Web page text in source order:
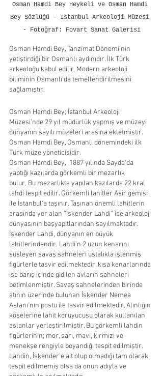
Osman Hamdi Bey Heykeli ve Osman Hamdi
Bey Sözlüğü - İstanbul Arkeoloji Müzesi
- Fotoğraf: Fovart Sanat Galerisi
Osman Hamdi Bey, Tanzimat Dönemi’nin
yetiştirdiği bir Osmanlı aydınıdır. İlk Türk
arkeoloğu kabul edilir. Modern arkeoloji
biliminin Osmanlı'da temellendirilmesini
sağlamıştır.
Osman Hamdi Bey; İstanbul Arkeoloji
Müzesi’nde 29 yıl müdürlük yapmış ve müzeyi
dünyanın sayılı müzeleri arasına ekletmiştir.
Osman Hamdi Bey, Osmanlı dönemindeki ilk
Türk müze yöneticisidir.
Osman Hamdi Bey,  1887 yılında Sayda'da
yaptığı kazılarda görkemli bir mezarlık
bulur. Bu mezarlıkta yapılan kazılarda 22 kral
lahdi tespit edilir. Görkemli lahitler Asir gemisi
ile İstanbul’a taşınır. Taşınan önemli lahitlerin
arasında yer alan “İskender Lahdi” ise arkeoloji
dünyasının başyapıtlarından sayılmaktadır.
İskender Lahdi, dünyanın en büyük
lahitlerindendir. Lahdi’n 2 uzun kenarını
süsleyen savaş sahneleri ustalıkla işlenmiş
figürlerle tasvir edilmektedir, kısa kenarlarında
ise barış içinde gidilen avların sahneleri
betimlenmiştir. Savaş sahnelerinden birinde
atının üzerinde bulunan İskender Nemea
Aslanı’nın postu ile tasvir edilmektedir. Alınlığın
köşelerine lahit koruyucusu olarak kullanılan
aslanlar yerleştirilmiştir. Bu görkemli lahdin
figürlerinin; mor, sarı, mavi, kırmızı ve
menekşe rengiyle boyandığı tespit edilmiştir.
Lahdin, İskender’e ait olup olmadığı tam olarak
tespit edilmemiş olsa da onun adıyla ve